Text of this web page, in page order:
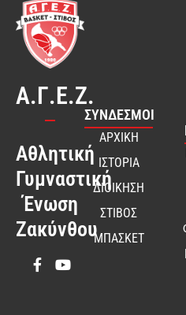
Α.Γ.Ε.Ζ.
Αθλητική
Γυμναστική
Ένωση
Ζακύνθου
ΣΎΝΔΕΣΜΟΙ
ΑΡΧΙΚΗ
ΙΣΤΟΡΙΑ
ΔΙΟΙΚΗΣΗ
ΣΤΙΒΟΣ
ΜΠΑΣΚΕΤ